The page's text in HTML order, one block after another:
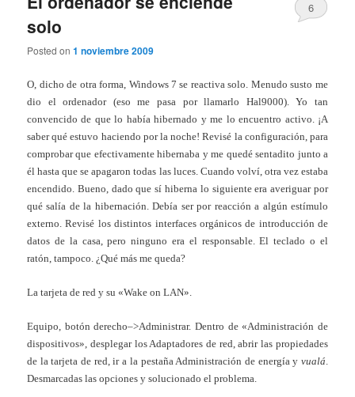
solo
Posted on1 noviembre 2009
6
O, dicho de otra forma, Windows 7 se reactiva solo. Menudo susto me
dio el ordenador (eso me pasa por llamarlo Hal9000). Yo tan
convencido de que lo había hibernado y me lo encuentro activo. ¡A
saber qué estuvo haciendo por la noche! Revisé la configuración, para
comprobar que efectivamente hibernaba y me quedé sentadito junto a
él hasta que se apagaron todas las luces. Cuando volví, otra vez estaba
encendido. Bueno, dado que sí hiberna lo siguiente era averiguar por
qué salía de la hibernación. Debía ser por reacción a algún estímulo
externo. Revisé los distintos interfaces orgánicos de introducción de
datos de la casa, pero ninguno era el responsable. El teclado o el
ratón, tampoco. ¿Qué más me queda?
La tarjeta de red y su «Wake on LAN».
Equipo, botón derecho–>Administrar. Dentro de «Administración de
dispositivos», desplegar los Adaptadores de red, abrir las propiedades
de la tarjeta de red, ir a la pestaña Administración de energía y vualá
Desmarcadas las opciones y solucionado el problema.